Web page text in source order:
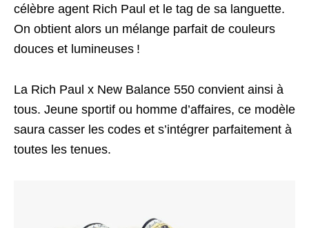
célèbre agent Rich Paul et le tag de sa languette.
On obtient alors un mélange parfait de couleurs
douces et lumineuses !
La Rich Paul x New Balance 550 convient ainsi à
tous. Jeune sportif ou homme d’affaires, ce modèle
saura casser les codes et s’intégrer parfaitement à
toutes les tenues.